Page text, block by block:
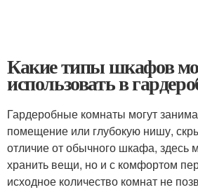
Какие типы шкафов
использовать в
Гардеробные комнаты могут
помещение или глубокую нишу,
отличие от обычного шкафа, здесь
хранить вещи, но и с комфортом
исходное количество комнат не